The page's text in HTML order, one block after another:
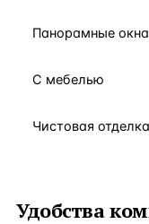
Панорамные окна
С мебелью
Чистовая отделка
Удобства